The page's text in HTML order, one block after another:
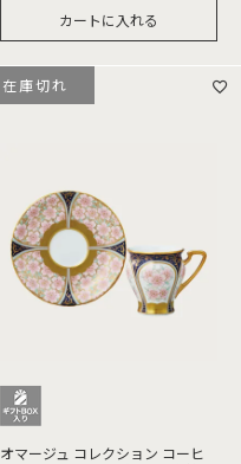
カートに入れる
オマージュ コレクション コーヒ
在庫切れ